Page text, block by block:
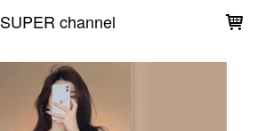
SUPER channel